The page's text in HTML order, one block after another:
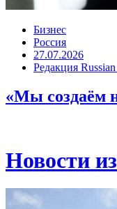
Бизнес
Россия
27.07.2026
Редакция
«Мы создаём
Новости